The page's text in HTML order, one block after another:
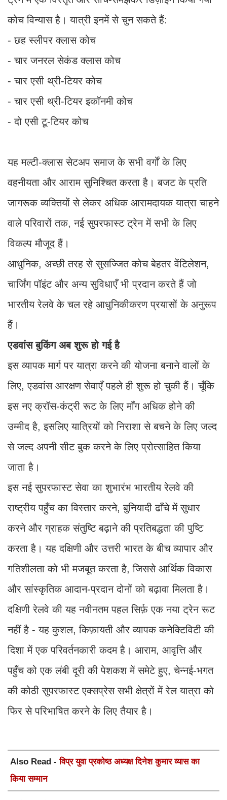
कोच विन्यास है। यात्री इनमें से चुन सकते हैं:
- छह स्लीपर क्लास कोच
- चार जनरल सेकंड क्लास कोच
- चार एसी थ्री-टियर कोच
- चार एसी थ्री-टियर इकॉनमी कोच
- दो एसी टू-टियर कोच
यह मल्टी-क्लास सेटअप समाज के सभी वर्गों के लिए
वहनीयता और आराम सुनिश्चित करता है। बजट के प्रति
जागरूक व्यक्तियों से लेकर अधिक आरामदायक यात्रा चाहने
वाले परिवारों तक, नई सुपरफास्ट ट्रेन में सभी के लिए
विकल्प मौजूद हैं।
आधुनिक, अच्छी तरह से सुसज्जित कोच बेहतर वेंटिलेशन,
चार्जिंग पॉइंट और अन्य सुविधाएँ भी प्रदान करते हैं जो
भारतीय रेलवे के चल रहे आधुनिकीकरण प्रयासों के अनुरूप
हैं।
एडवांस बुकिंग अब शुरू हो गई है
इस व्यापक मार्ग पर यात्रा करने की योजना बनाने वालों के
लिए, एडवांस आरक्षण सेवाएँ पहले ही शुरू हो चुकी हैं। चूँकि
इस नए क्रॉस-कंट्री रूट के लिए माँग अधिक होने की
उम्मीद है, इसलिए यात्रियों को निराशा से बचने के लिए जल्द
से जल्द अपनी सीट बुक करने के लिए प्रोत्साहित किया
जाता है।
इस नई सुपरफास्ट सेवा का शुभारंभ भारतीय रेलवे की
राष्ट्रीय पहुँच का विस्तार करने, बुनियादी ढाँचे में सुधार
करने और ग्राहक संतुष्टि बढ़ाने की प्रतिबद्धता की पुष्टि
करता है। यह दक्षिणी और उत्तरी भारत के बीच व्यापार और
गतिशीलता को भी मजबूत करता है, जिससे आर्थिक विकास
और सांस्कृतिक आदान-प्रदान दोनों को बढ़ावा मिलता है।
दक्षिणी रेलवे की यह नवीनतम पहल सिर्फ़ एक नया ट्रेन रूट
नहीं है - यह कुशल, किफ़ायती और व्यापक कनेक्टिविटी की
दिशा में एक परिवर्तनकारी कदम है। आराम, आवृत्ति और
पहुँच को एक लंबी दूरी की पेशकश में समेटे हुए, चेन्नई-भगत
की कोठी सुपरफास्ट एक्सप्रेस सभी क्षेत्रों में रेल यात्रा को
फिर से परिभाषित करने के लिए तैयार है।
Also Read -विप्र युवा प्रकोष्ठ अध्यक्ष दिनेश कुमार व्यास का
किया सम्मान